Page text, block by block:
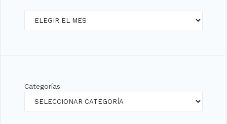
Categorías